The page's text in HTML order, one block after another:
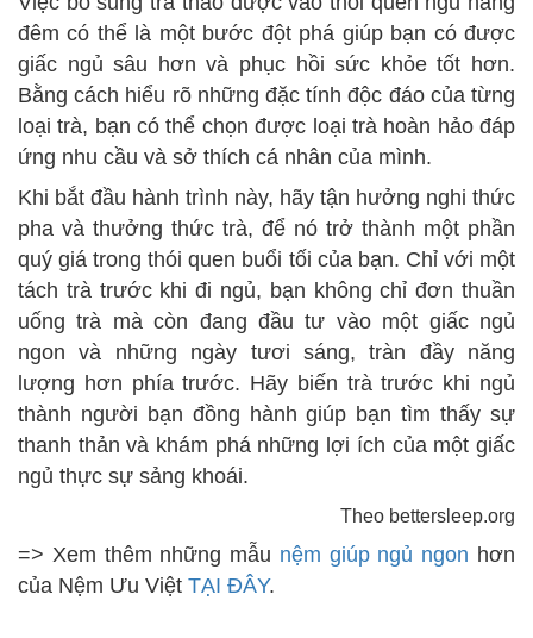
đêm có thể là một bước đột phá giúp bạn có được
giấc ngủ sâu hơn và phục hồi sức khỏe tốt hơn.
Bằng cách hiểu rõ những đặc tính độc đáo của từng
loại trà, bạn có thể chọn được loại trà hoàn hảo đáp
ứng nhu cầu và sở thích cá nhân của mình.
Khi bắt đầu hành trình này, hãy tận hưởng nghi thức
pha và thưởng thức trà, để nó trở thành một phần
quý giá trong thói quen buổi tối của bạn. Chỉ với một
tách trà trước khi đi ngủ, bạn không chỉ đơn thuần
uống trà mà còn đang đầu tư vào một giấc ngủ
ngon và những ngày tươi sáng, tràn đầy năng
lượng hơn phía trước. Hãy biến trà trước khi ngủ
thành người bạn đồng hành giúp bạn tìm thấy sự
thanh thản và khám phá những lợi ích của một giấc
ngủ thực sự sảng khoái.
Theo bettersleep.org
=> Xem thêm những mẫu nệm giúp ngủ ngon hơn
của Nệm Ưu Việt TẠI ĐÂY.